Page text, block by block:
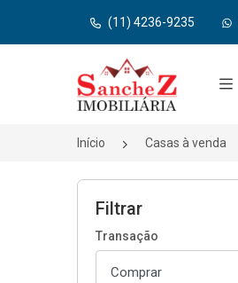
(11) 4236-9235
Página inicial
Início Casas à venda
Filtrar
Transação